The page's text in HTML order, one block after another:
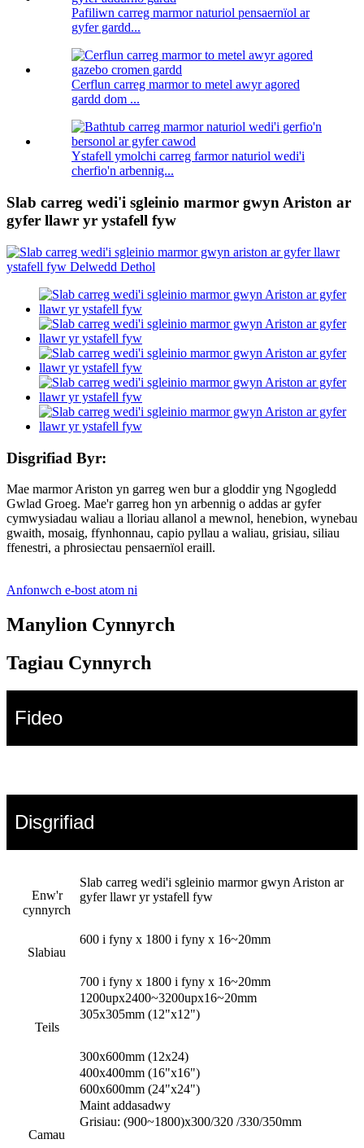
Pafiliwn carreg marmor naturiol pensaernïol ar
gyfer gardd...
Cerflun carreg marmor to metel awyr agored
gardd dom ...
Ystafell ymolchi carreg farmor naturiol wedi'i
cherfio'n arbennig...
Slab carreg wedi'i sgleinio marmor gwyn Ariston ar
gyfer llawr yr ystafell fyw
Disgrifiad Byr:
Mae marmor Ariston yn garreg wen bur a gloddir yng Ngogledd
Gwlad Groeg. Mae'r garreg hon yn arbennig o addas ar gyfer
cymwysiadau waliau a lloriau allanol a mewnol, henebion, wynebau
gwaith, mosaig, ffynhonnau, capio pyllau a waliau, grisiau, siliau
ffenestri, a phrosiectau pensaernïol eraill.
Anfonwch e-bost atom ni
Manylion Cynnyrch
Tagiau Cynnyrch
Fideo
Disgrifiad
Enw'r
cynnyrch
Slab carreg wedi'i sgleinio marmor gwyn Ariston ar
gyfer llawr yr ystafell fyw
Slabiau
600 i fyny x 1800 i fyny x 16~20mm
700 i fyny x 1800 i fyny x 16~20mm
1200upx2400~3200upx16~20mm
Teils
305x305mm (12"x12")
300x600mm (12x24)
400x400mm (16"x16")
600x600mm (24"x24")
Maint addasadwy
Camau
Grisiau: (900~1800)x300/320 /330/350mm